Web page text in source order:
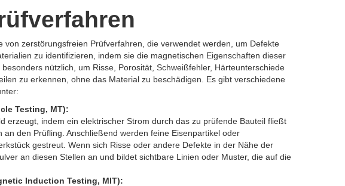
von zerstörungsfreien Prüfverfahren, die verwendet werden, um Defekte
zu identifizieren, indem sie die magnetischen Eigenschaften dieser
nützlich, um Risse, Porosität, Schweißfehler, Härteunterschiede
zu erkennen, ohne das Material zu beschädigen. Es gibt verschiedene
Testing, MT):
erzeugt, indem ein elektrischer Strom durch das zu prüfende Bauteil fließt
den Prüfling. Anschließend werden feine Eisenpartikel oder
gestreut. Wenn sich Risse oder andere Defekte in der Nähe der
an diesen Stellen an und bildet sichtbare Linien oder Muster, die auf die
Induction Testing, MIT):